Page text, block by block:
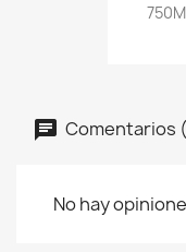
Comentarios
No hay